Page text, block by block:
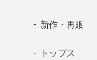
新作・再販
トップス